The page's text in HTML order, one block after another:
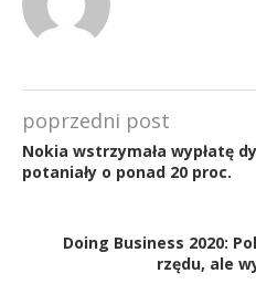
poprzedni post
Nokia wstrzymała wypłatę
potaniały o ponad 20 proc.
Doing Business 2020:
rzędu, ale